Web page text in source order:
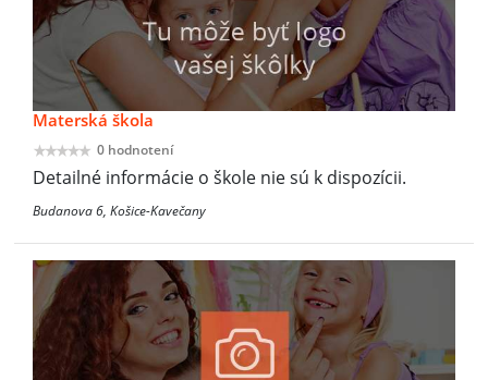
Materská škola
0 hodnotení
Detailné informácie o škole nie sú k dispozícii.
Budanova 6, Košice-Kavečany